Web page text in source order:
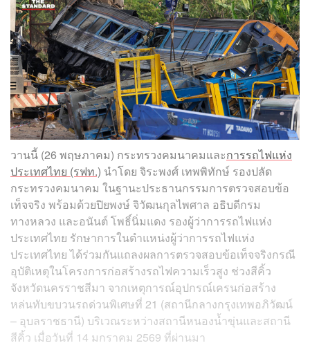
วานนี้ (26 พฤษภาคม) กระทรวงคมนาคมและการรถไฟแห่ง
ประเทศไทย (รฟท.) นำโดย จิระพงศ์ เทพพิทักษ์ รองปลัด
กระทรวงคมนาคม ในฐานะประธานกรรมการตรวจสอบข้อ
เท็จจริง พร้อมด้วยปิยพงษ์ จิวัฒนกุลไพศาล อธิบดีกรม
ทางหลวง และอนันต์ โพธิ์นิ่มแดง รองผู้ว่าการรถไฟแห่ง
ประเทศไทย รักษาการในตำแหน่งผู้ว่าการรถไฟแห่ง
ประเทศไทย ได้ร่วมกันแถลงผลการตรวจสอบข้อเท็จจริงกรณี
อุบัติเหตุในโครงการก่อสร้างรถไฟความเร็วสูง ช่วงสีคิ้ว
จังหวัดนครราชสีมา จากเหตุการณ์อุปกรณ์เครนก่อสร้าง
หล่นทับขบวนรถด่วนพิเศษที่ 21 (สถานีกลางกรุงเทพอภิวัฒน์
– อุบลราชธานี) บริเวณระหว่างสถานีหนองน้ำขุ่นและสถานี
สีคิ้ว เมื่อวันที่ 14 มกราคม 2569 ที่ผ่านมา